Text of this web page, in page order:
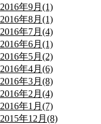
2016年9月(1)
2016年8月(1)
2016年7月(4)
2016年6月(1)
2016年5月(2)
2016年4月(6)
2016年3月(8)
2016年2月(4)
2016年1月(7)
2015年12月(8)